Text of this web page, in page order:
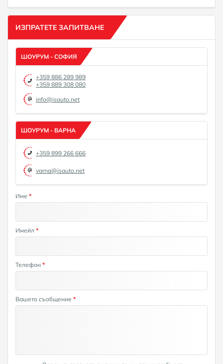
ИЗПРАТЕТЕ ЗАПИТВАНЕ
ШОУРУМ - СОФИЯ
+359 886 289 989
+359 889 308 080
info@isauto.net
ШОУРУМ - ВАРНА
+359 899 266 666
varna@isauto.net
Име *
Имейл *
Телефон *
Вашето съобщение *